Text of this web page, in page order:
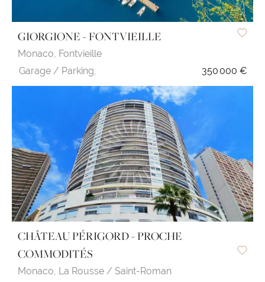
GIORGIONE - FONTVIEILLE
Monaco, Fontvieille
Garage / Parking,
350 000 €
CHÂTEAU PÉRIGORD - PROCHE
COMMODITÉS
Monaco, La Rousse / Saint-Roman